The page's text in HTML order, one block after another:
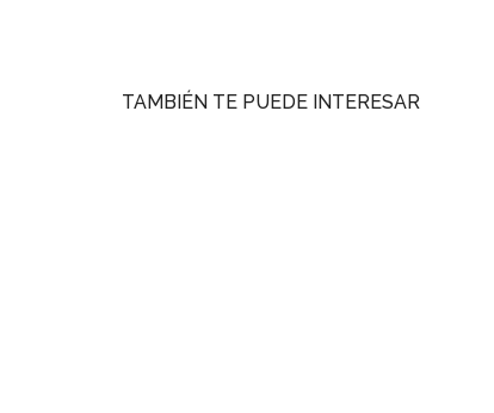
TAMBIÉN TE PUEDE INTERESAR